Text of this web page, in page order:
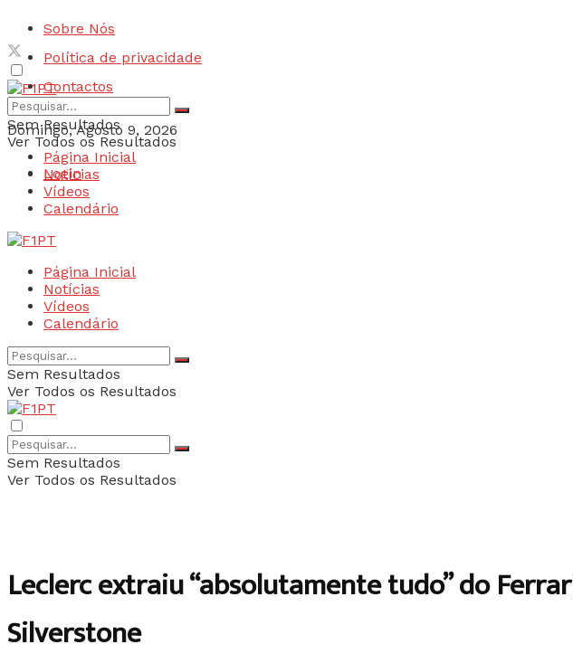
Sobre Nós
Política de privacidade
Contactos
Domingo, Agosto 9, 2026
Login
Sem Resultados
Ver Todos os Resultados
Página Inicial
Notícias
Vídeos
Calendário
Página Inicial
Notícias
Vídeos
Calendário
Sem Resultados
Ver Todos os Resultados
Sem Resultados
Ver Todos os Resultados
Leclerc extraiu “absolutamente tudo” do
Silverstone